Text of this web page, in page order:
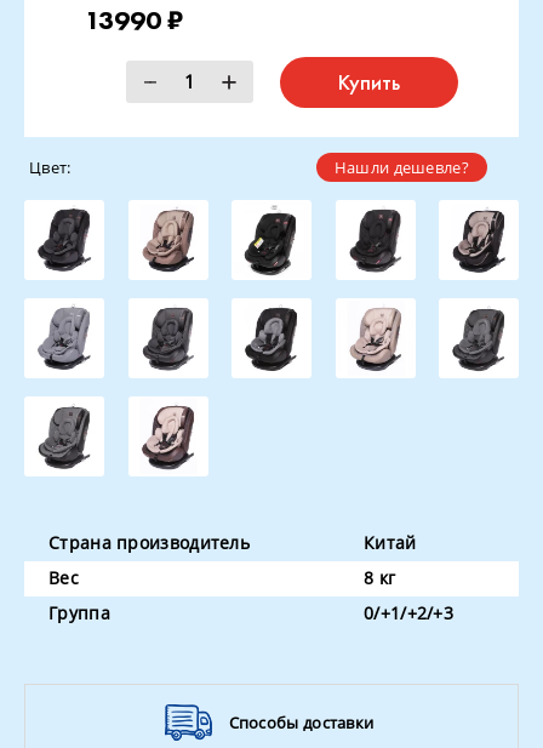
13990 ₽
Купить
Нашли дешевле?
Цвет:
Страна производитель
Китай
Вес
8 кг
Группа
0/+1/+2/+3
Способы доставки